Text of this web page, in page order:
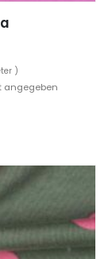
)
angegeben